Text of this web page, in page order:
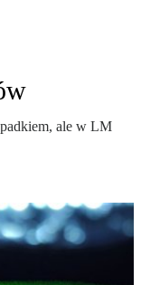
ale w LM